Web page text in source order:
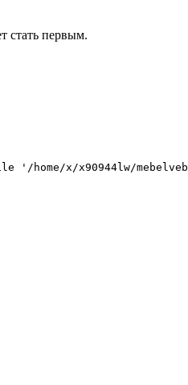
стать первым.
'/home/x/x90944lw/